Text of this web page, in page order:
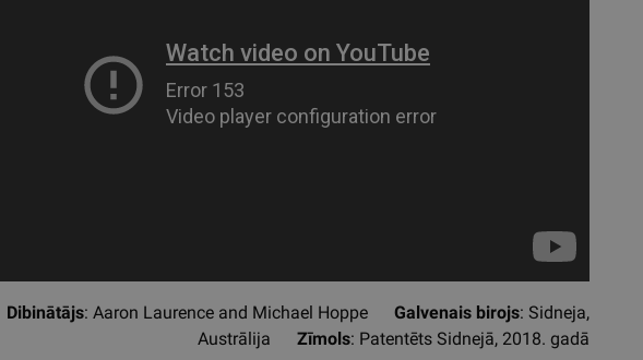
Dibinātājs: Aaron Laurence and Michael HoppeGalvenais birojs: Sidneja,
AustrālijaZīmols: Patentēts Sidnejā, 2018. gadā